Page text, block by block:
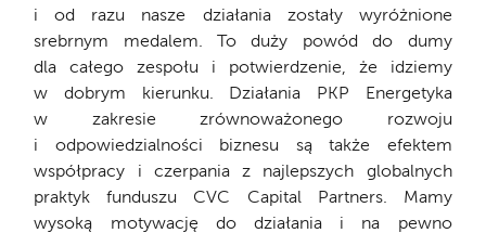
i od razu nasze działania zostały wyróżnione
srebrnym medalem. To duży powód do dumy
dla całego zespołu i potwierdzenie, że idziemy
w dobrym kierunku. Działania PKP Energetyka
w zakresie zrównoważonego rozwoju
i odpowiedzialności biznesu są także efektem
współpracy i czerpania z najlepszych globalnych
praktyk funduszu CVC Capital Partners. Mamy
wysoką motywację do działania i na pewno